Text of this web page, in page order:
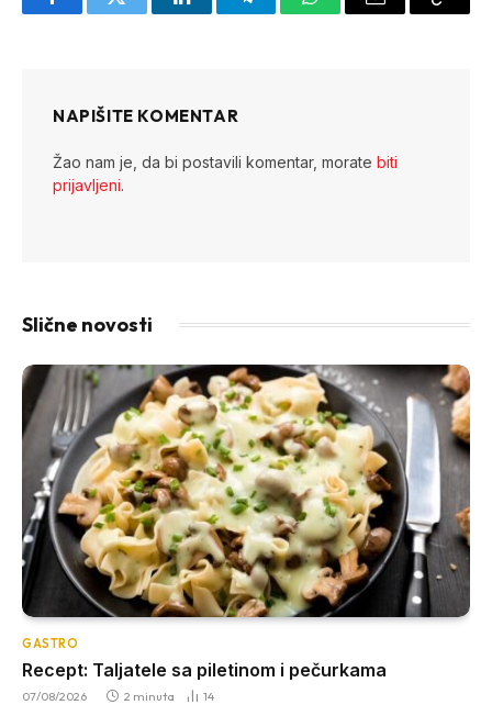
FacebookTwitter LinkedInTelegramWhatsAppEmail
Copy
NAPIŠITE KOMENTAR
Žao nam je, da bi postavili komentar, morate biti
prijavljeni.
Slične novosti
GASTRO
Recept: Taljatele sa piletinom i pečurkama
07/08/2026 2 minuta 14